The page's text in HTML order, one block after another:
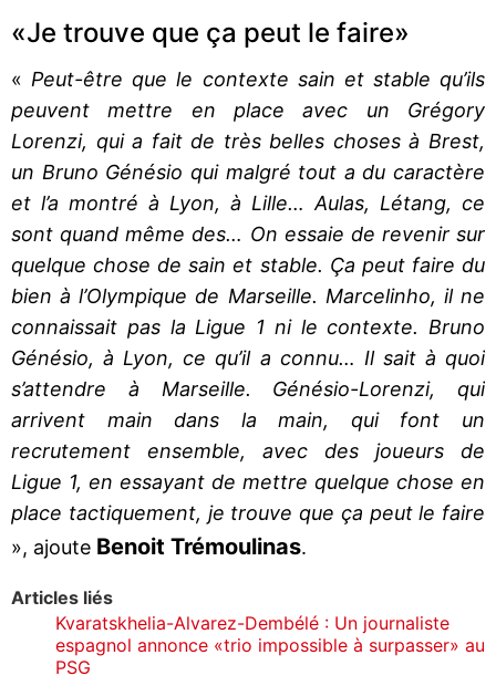
«Je trouve que ça peut le faire»
« Peut-être que le contexte sain et stable qu’ils
peuvent mettre en place avec un Grégory
Lorenzi, qui a fait de très belles choses à Brest,
un Bruno Génésio qui malgré tout a du caractère
et l’a montré à Lyon, à Lille… Aulas, Létang, ce
sont quand même des… On essaie de revenir sur
quelque chose de sain et stable. Ça peut faire du
bien à l’Olympique de Marseille. Marcelinho, il ne
connaissait pas la Ligue 1 ni le contexte. Bruno
Génésio, à Lyon, ce qu’il a connu… Il sait à quoi
s’attendre à Marseille. Génésio-Lorenzi, qui
arrivent main dans la main, qui font un
recrutement ensemble, avec des joueurs de
Ligue 1, en essayant de mettre quelque chose en
place tactiquement, je trouve que ça peut le faire
», ajoute Benoit Trémoulinas.
Articles liés
Kvaratskhelia-Alvarez-Dembélé : Un journaliste
espagnol annonce «trio impossible à surpasser» au
PSG